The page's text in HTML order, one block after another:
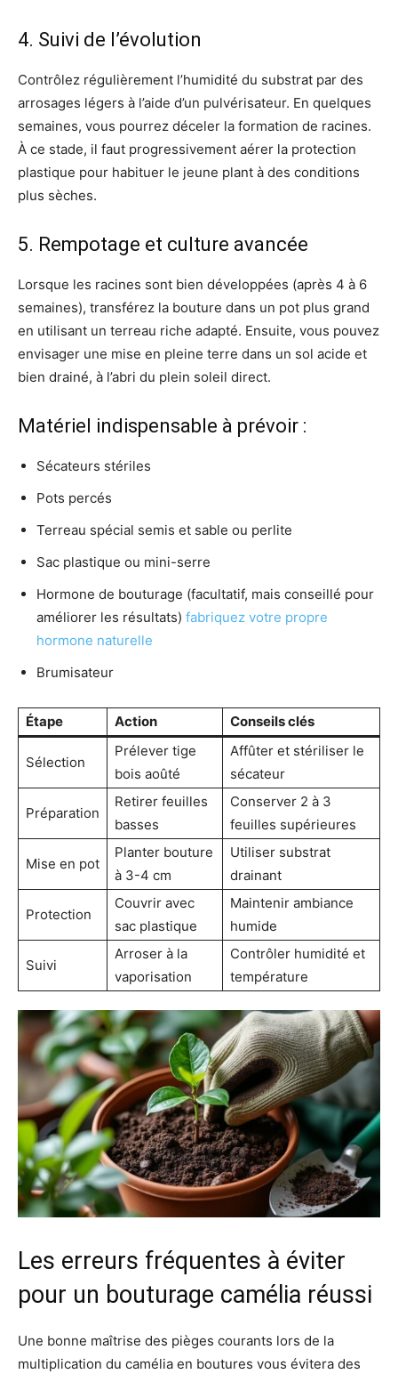
4. Suivi de l’évolution
Contrôlez régulièrement l’humidité du substrat par des
arrosages légers à l’aide d’un pulvérisateur. En quelques
semaines, vous pourrez déceler la formation de racines.
À ce stade, il faut progressivement aérer la protection
plastique pour habituer le jeune plant à des conditions
plus sèches.
5. Rempotage et culture avancée
Lorsque les racines sont bien développées (après 4 à 6
semaines), transférez la bouture dans un pot plus grand
en utilisant un terreau riche adapté. Ensuite, vous pouvez
envisager une mise en pleine terre dans un sol acide et
bien drainé, à l’abri du plein soleil direct.
Matériel indispensable à prévoir :
Sécateurs stériles
Pots percés
Terreau spécial semis et sable ou perlite
Sac plastique ou mini-serre
Hormone de bouturage (facultatif, mais conseillé pour
améliorer les résultats) fabriquez votre propre
hormone naturelle
Brumisateur
Étape Action Conseils clés
Sélection
Prélever tige
bois aoûté
Affûter et stériliser le
sécateur
Préparation
Retirer feuilles
basses
Conserver 2 à 3
feuilles supérieures
Mise en pot
Planter bouture
à 3-4 cm
Utiliser substrat
drainant
Protection
Couvrir avec
sac plastique
Maintenir ambiance
humide
Suivi
Arroser à la
vaporisation
Contrôler humidité et
température
Les erreurs fréquentes à éviter
pour un bouturage camélia réussi
Une bonne maîtrise des pièges courants lors de la
multiplication du camélia en boutures vous évitera des